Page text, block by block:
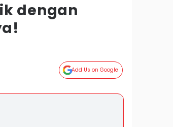
dengan
Add Us on Google